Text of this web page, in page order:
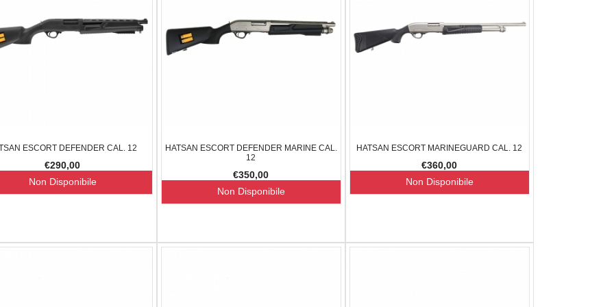
ESCORT DEFENDER CAL. 12
€290,00
Non Disponibile
HATSAN ESCORT DEFENDER MARINE CAL.
12
€350,00
Non Disponibile
HATSAN ESCORT MARINEGUARD CAL. 12
€360,00
Non Disponibile